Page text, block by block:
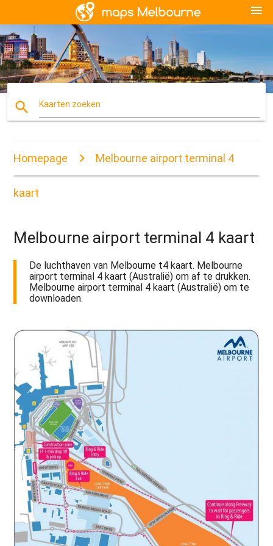
menu
search Kaarten zoeken
Homepage Melbourne airport terminal 4
kaart
Melbourne airport terminal 4 kaart
De luchthaven van Melbourne t4 kaart. Melbourne
airport terminal 4 kaart (Australië) om af te drukken.
Melbourne airport terminal 4 kaart (Australië) om te
downloaden.